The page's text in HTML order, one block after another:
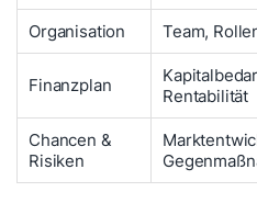
Organisation Team,
Finanzplan
Rentabilität
Chancen &
Risiken